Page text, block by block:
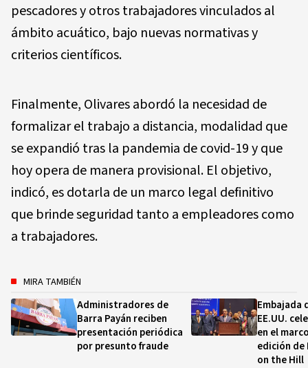
pescadores y otros trabajadores vinculados al
ámbito acuático, bajo nuevas normativas y
criterios científicos.
Finalmente, Olivares abordó la necesidad de
formalizar el trabajo a distancia, modalidad que
se expandió tras la pandemia de covid-19 y que
hoy opera de manera provisional. El objetivo,
indicó, es dotarla de un marco legal definitivo
que brinde seguridad tanto a empleadores como
a trabajadores.
MIRA TAMBIÉN
Administradores de
Barra Payán reciben
presentación periódica
por presunto fraude
Embajada
EE.UU.
en el
edición de
on the Hill